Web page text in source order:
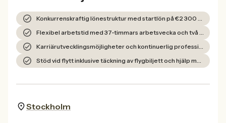
Konkurrenskraftig lönestruktur med startlön på €2 300 netto per månad.
Flexibel arbetstid med 37-timmars arbetsvecka och två lördagar ledigt per månad.
Karriärutvecklingsmöjligheter och kontinuerlig professionell utveckling.
Stöd vid flytt inklusive täckning av flygbiljett och hjälp med nödvändiga procedurer.
Stockholm